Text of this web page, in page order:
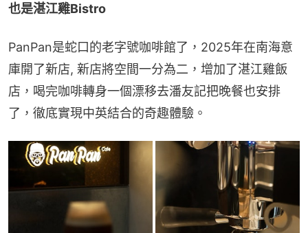
也是湛江雞Bistro
PanPan是蛇口的老字號咖啡館了，2025年在南海意
庫開了新店, 新店將空間一分為二，增加了湛江雞飯
店，喝完咖啡轉身一個漂移去潘友記把晚餐也安排
了，徹底實現中英結合的奇趣體驗。